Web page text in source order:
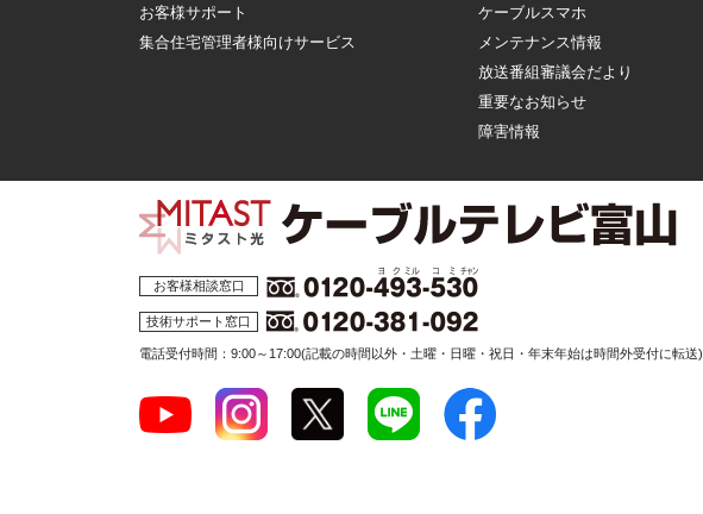
お客様サポート
集合住宅管理者様向けサービス
ケーブルスマホ
メンテナンス情報
放送番組審議会だより
重要なお知らせ
障害情報
お客様相談窓口
技術サポート窓口
電話受付時間：9:00～17:00(記載の時間以外・土曜・日曜・祝日・年末年始は時間外受付に転送)